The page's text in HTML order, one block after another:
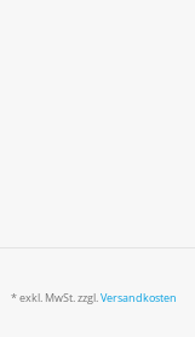
* exkl. MwSt. zzgl.Versandkosten